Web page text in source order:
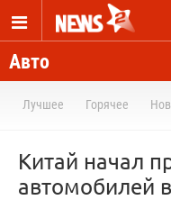
Авто
Лучшее Горячее
Китай начал
автомобилей